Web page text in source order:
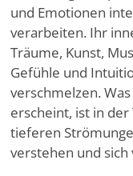
und Emotionen
verarbeiten. Ihr
Träume, Kunst,
Gefühle und
verschmelzen.
erscheint, ist in der
tieferen
verstehen und